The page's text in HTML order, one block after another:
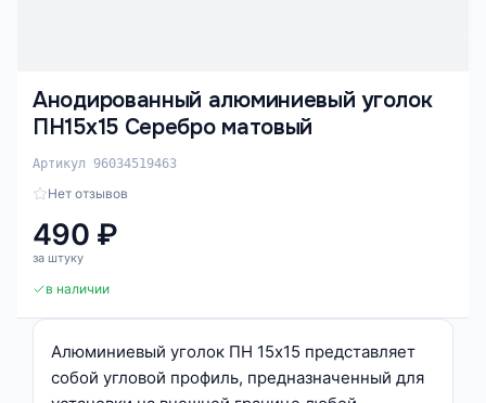
Анодированный алюминиевый уголок
ПН15х15 Серебро матовый
Артикул 96034519463
Нет отзывов
490 ₽
за штуку
в наличии
Алюминиевый уголок ПН 15х15 представляет
собой угловой профиль, предназначенный для